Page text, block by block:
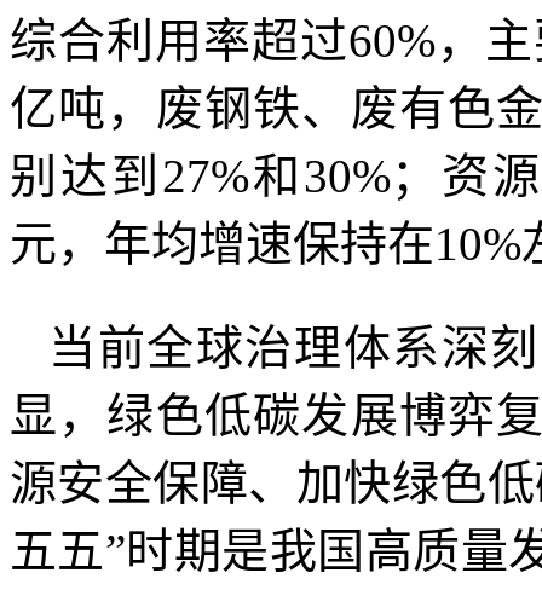
综合利用率超过60%，
亿吨，废钢铁、废有色
别达到27%和30%；资
元，年均增速保持在10%
当前全球治理体系深
显，绿色低碳发展博弈
源安全保障、加快绿色
五五”时期是我国高质量